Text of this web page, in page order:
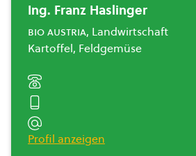
Ing. Franz Haslinger
bio austria, Landwirtschaft
Kartoffel, Feldgemüse
Profil anzeigen